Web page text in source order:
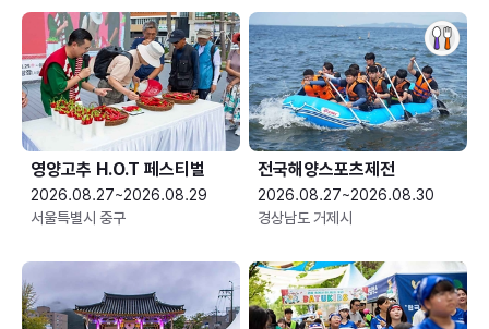
영양고추 H.O.T 페스티벌
2026.08.27~2026.08.29
서울특별시 중구
전국해양스포츠제전
2026.08.27~2026.08.30
경상남도 거제시